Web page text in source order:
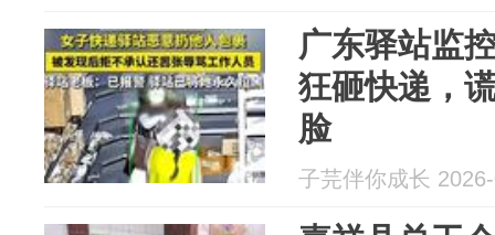
广东驿站监
狂砸快递，
脸
子芫伴你成长